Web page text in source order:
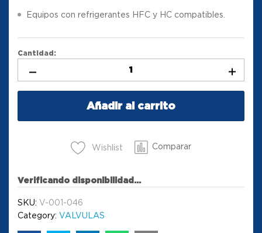
Equipos con refrigerantes HFC y HC compatibles.
Cantidad:
Añadir al carrito
Wishlist Comparar
Verificando disponibilidad...
SKU: V-001-046
Category: VALVULAS